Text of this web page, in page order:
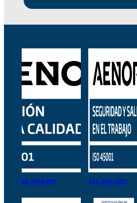
ER-1084/2011 SST-0241/2011